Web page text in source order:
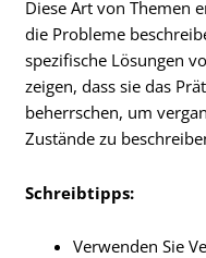
Diese Art von Themen
die Probleme
spezifische Lösungen
zeigen, dass sie das
beherrschen, um
Zustände zu
Schreibtipps:
Verwenden Sie